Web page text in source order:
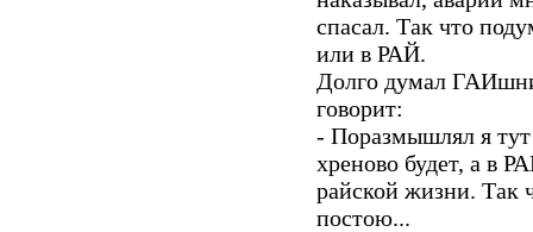
спасал. Так что
или в РАЙ.
Долго думал
говорит:
- Поразмышлял я
хреново будет, а в
райской жизни. Так
постою...